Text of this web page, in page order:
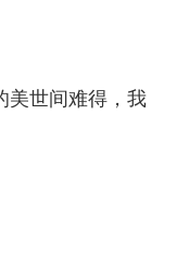
美世间难得，我